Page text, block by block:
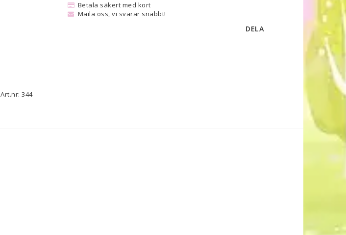
Betala säkert med kort
Maila oss, vi svarar snabbt!
DELA
Art.nr: 344